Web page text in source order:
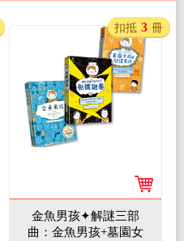
金魚男孩✦解謎三部
曲：金魚男孩+墓園女
扣抵 3 冊